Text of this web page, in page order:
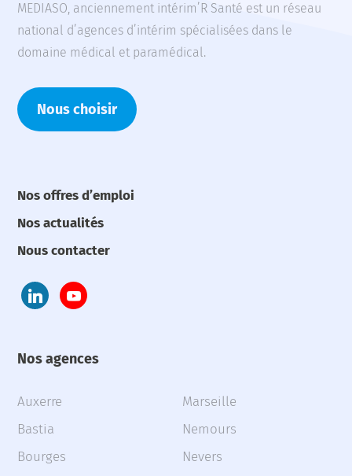
MEDIASO, anciennement intérim’R Santé est un réseau
national d’agences d’intérim spécialisées dans le
domaine médical et paramédical.
Nous choisir
Nos offres d’emploi
Nos actualités
Nous contacter
Nos agences
Auxerre
Bastia
Bourges
Marseille
Nemours
Nevers